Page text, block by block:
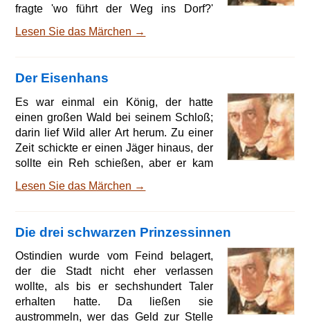
fragte 'wo führt der Weg ins Dorf?'
Mutter, 'so sucht ihn selber,' und die
Wegweiser mit.' Die Stieftochter aber
sprach 'armer Mann, ich will dich führen,
komm mit mir.' Da zürnte der liebe Gott
über die Mutter und Tochter, wendete
Lesen Sie das Märchen →
Der Eisenhans
Es war einmal ein König, der hatte
einen großen Wald bei seinem Schloß;
darin lief Wild aller Art herum. Zu einer
Zeit schickte er einen Jäger hinaus, der
sollte ein Reh schießen, aber er kam
Unglück zugestoßen«, sagte der König
aufsuchen; aber die blieben auch weg.
Da ließ er am dritten Tag alle seine
Jäger kommen und sprach: »Streift
durch den ganzen Wald und laßt nicht
ab, bis ihr si
Lesen Sie das Märchen →
Die drei schwarzen Prinzessinnen
Ostindien wurde vom Feind belagert,
der die Stadt nicht eher verlassen
wollte, als bis er sechshundert Taler
erhalten hatte. Da ließen sie
austrommeln, wer das Geld zur Stelle